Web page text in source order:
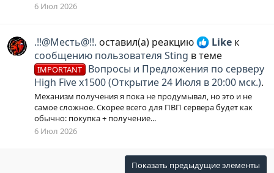
6 Июл 2026
.!!@Месть@!!. оставил(а) реакцию Like к
сообщению пользователя Sting в теме
IMPORTANT Вопросы и Предложения по серверу
High Five x1500 (Открытие 24 Июля в 20:00 мск.).
Механизм получения я пока не продумывал, но это и не
самое сложное. Скорее всего для ПВП сервера будет как
обычно: покупка + получение...
6 Июл 2026
Показать предыдущие элементы